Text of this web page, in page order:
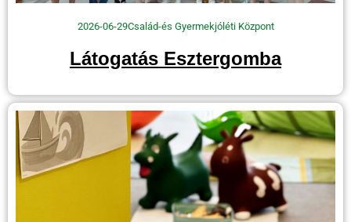
2026-06-29Család-és Gyermekjóléti Központ
Látogatás Esztergomba